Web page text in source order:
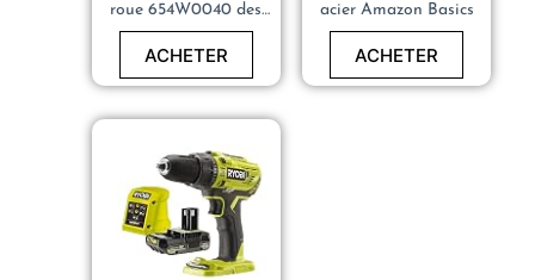
roue 654W0040 des
deux côtés de l’avant
72mm
ACHETER
acier Amazon Basics
ACHETER